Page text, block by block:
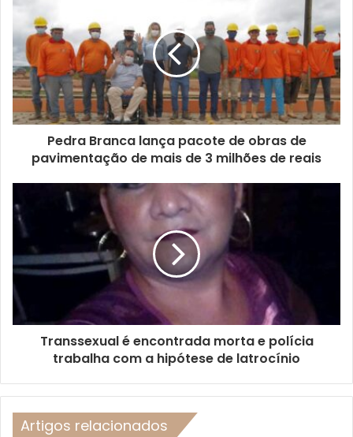
Pedra Branca lança pacote de obras de
pavimentação de mais de 3 milhões de reais
Transsexual é encontrada morta e polícia
trabalha com a hipótese de latrocínio
Artigos relacionados